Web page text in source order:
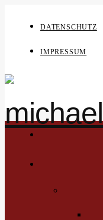
DATENSCHUTZ
IMPRESSUM